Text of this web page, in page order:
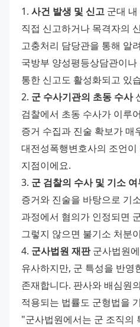
1. 사건 발생 및 신고 군대
직접 신고하거나 목격자의
고충처리 담당관을 통해 알
국방부 양성평등상담관이
통한 신고도 활성화되고 있
2. 군 수사기관의 초동 수사
검찰에서 초동 수사가 이루
증거 수집과 진술 확보가 매
대전성폭행변호사의 조언이
지점이에요.
3. 군 검찰의 수사 및 기소
증거와 진술을 바탕으로 기
과정에서 혐의가 인정되면
그렇지 않으면 불기소 처분
4. 군사법원 재판 군사법원
유사하지만, 군 특성을 반영
존재합니다. 판사와 배심원
적용되는 법률도 군형법을
"군사법원에서는 군 조직의